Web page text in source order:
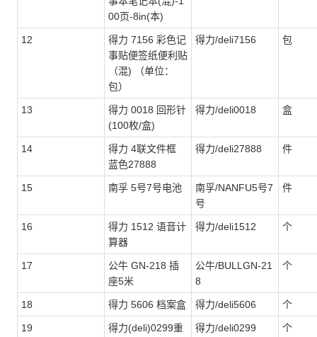
00页-8in(本)
12
得力 7156 彩色记
事贴便签纸便利贴
（混) （单位：
包）
得力/deli7156 包
13
得力 0018 回形针
(100枚/盒)
得力/deli0018 盒
14
得力 4联文件框
蓝色27888
得力/deli27888 件
15 南孚 5号7号电池
南孚/NANFU5号7
号
件
16
得力 1512 语音计
算器
得力/deli1512 个
17
公牛 GN-218 插
座5米
公牛/BULLGN-21
8
个
18 得力 5606 档案盒 得力/deli5606 个
19
得力(deli)0299重
得力/deli0299 个